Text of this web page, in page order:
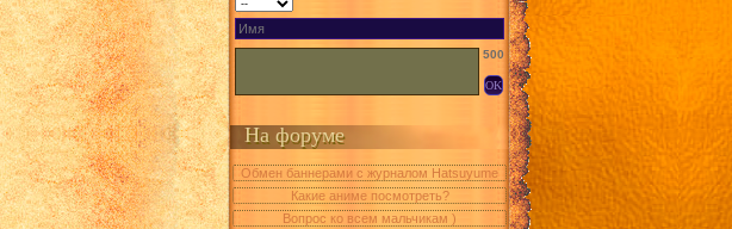
500
На форуме
Обмен баннерами с журналом Hatsuyume
Какие аниме посмотреть?
Вопрос ко всем мальчикам )